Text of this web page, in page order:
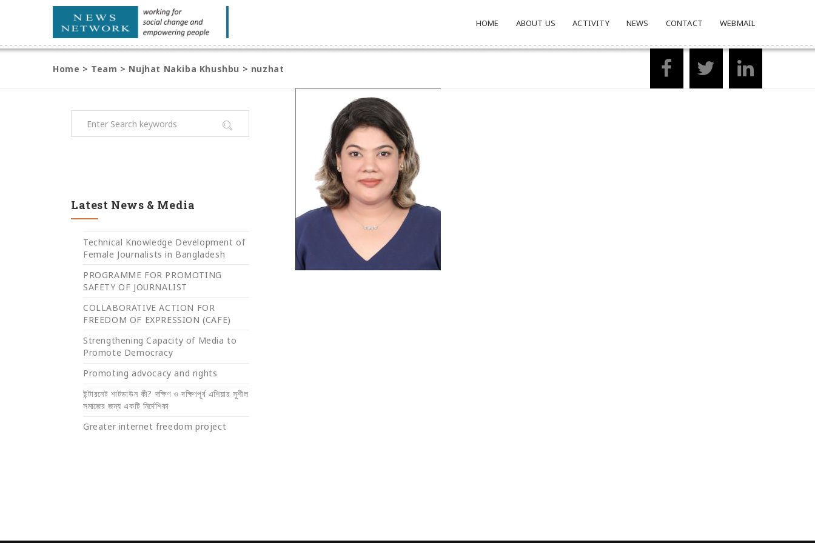
HOME ABOUT US ACTIVITY NEWS CONTACT WEBMAIL
Home > Team > Nujhat Nakiba Khushbu > nuzhat
Latest News & Media
Technical Knowledge Development of
Female Journalists in Bangladesh
PROGRAMME FOR PROMOTING
SAFETY OF JOURNALIST
COLLABORATIVE ACTION FOR
FREEDOM OF EXPRESSION (CAFE)
Strengthening Capacity of Media to
Promote Democracy
Promoting advocacy and rights
ইন্টারনেট শাটডাউন কী? দক্ষিণ ও দক্ষিণপূর্ব এশিয়ার সুশীল
সমাজের জন্য একটি নির্দেশিকা
Greater internet freedom project